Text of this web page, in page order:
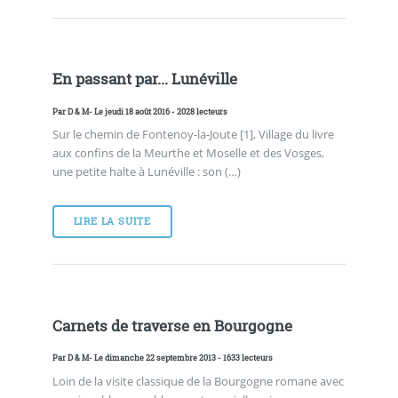
En passant par... Lunéville
ParD & M- Le jeudi 18 août 2016 - 2028 lecteurs
Sur le chemin de Fontenoy-la-Joute [1], Village du livre
aux confins de la Meurthe et Moselle et des Vosges,
une petite halte à Lunéville : son (…)
LIRE LA SUITE
Carnets de traverse en Bourgogne
ParD & M- Le dimanche 22 septembre 2013 - 1633 lecteurs
Loin de la visite classique de la Bourgogne romane avec